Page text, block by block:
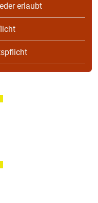
erlaubt